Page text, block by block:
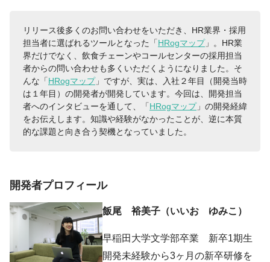
リリース後多くのお問い合わせをいただき、HR業界・採用
担当者に選ばれるツールとなった「HRogマップ」。HR業
界だけでなく、飲食チェーンやコールセンターの採用担当
者からの問い合わせも多くいただくようになりました。そ
んな「HRogマップ」ですが、実は、入社２年目（開発当時
は１年目）の開発者が開発しています。今回は、開発担当
者へのインタビューを通して、「HRogマップ」の開発経緯
をお伝えします。知識や経験がなかったことが、逆に本質
的な課題と向き合う契機となっていました。
開発者プロフィール
飯尾 裕美子（いいお ゆみこ）
早稲田大学文学部卒業 新卒1期生
開発未経験から3ヶ月の新卒研修を